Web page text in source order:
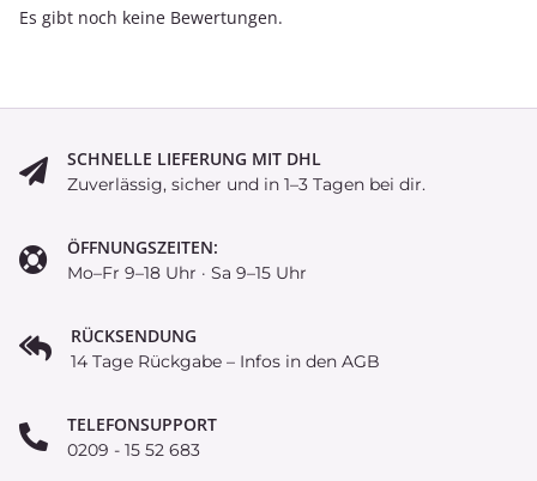
Es gibt noch keine Bewertungen.
SCHNELLE LIEFERUNG MIT DHL
Zuverlässig, sicher und in 1–3 Tagen bei dir.
ÖFFNUNGSZEITEN:
Mo–Fr 9–18 Uhr · Sa 9–15 Uhr
RÜCKSENDUNG
14 Tage Rückgabe – Infos in den AGB
TELEFONSUPPORT
0209 - 15 52 683